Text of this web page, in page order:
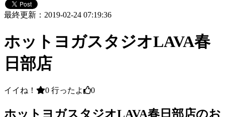
最終更新：2019-02-24 07:19:36
ホットヨガスタジオLAVA春
日部店
イイね！ 0 行ったよ 0
ホットヨガスタジオLAVA春日部店のお